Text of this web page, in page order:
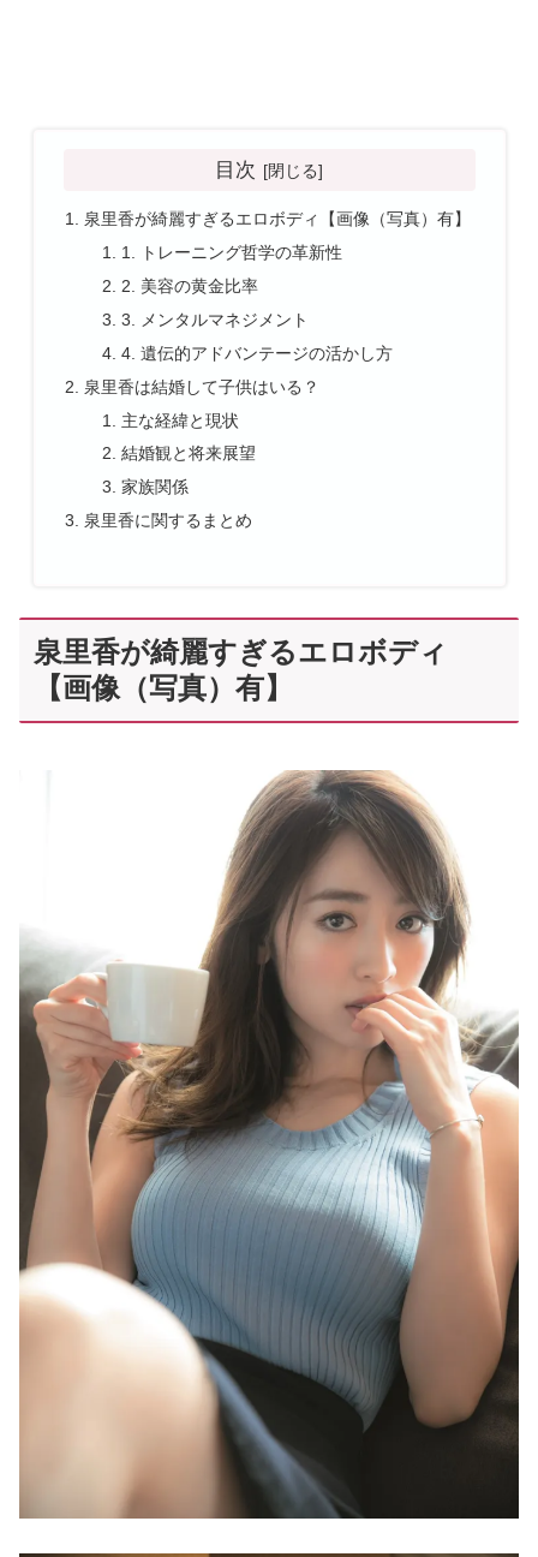
目次
泉里香が綺麗すぎるエロボディ【画像（写真）有】
1. トレーニング哲学の革新性
2. 美容の黄金比率
3. メンタルマネジメント
4. 遺伝的アドバンテージの活かし方
泉里香は結婚して子供はいる？
主な経緯と現状
結婚観と将来展望
家族関係
泉里香に関するまとめ
泉里香が綺麗すぎるエロボディ
【画像（写真）有】